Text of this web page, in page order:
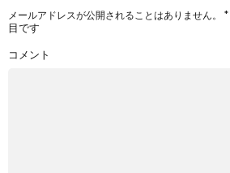
メールアドレスが公開されることはありません。 *
目です
コメント